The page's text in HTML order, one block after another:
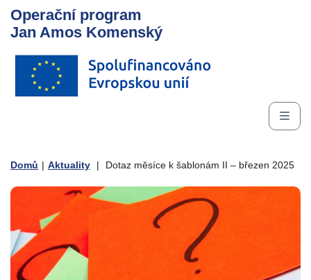
Operační program
Jan Amos Komenský
Domů | Aktuality | Dotaz měsíce k šablonám II – březen 2025